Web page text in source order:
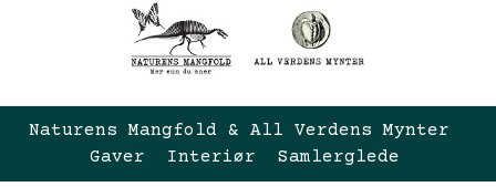
Naturens Mangfold & All Verdens Mynter 
Gaver  Interiør  Samlerglede